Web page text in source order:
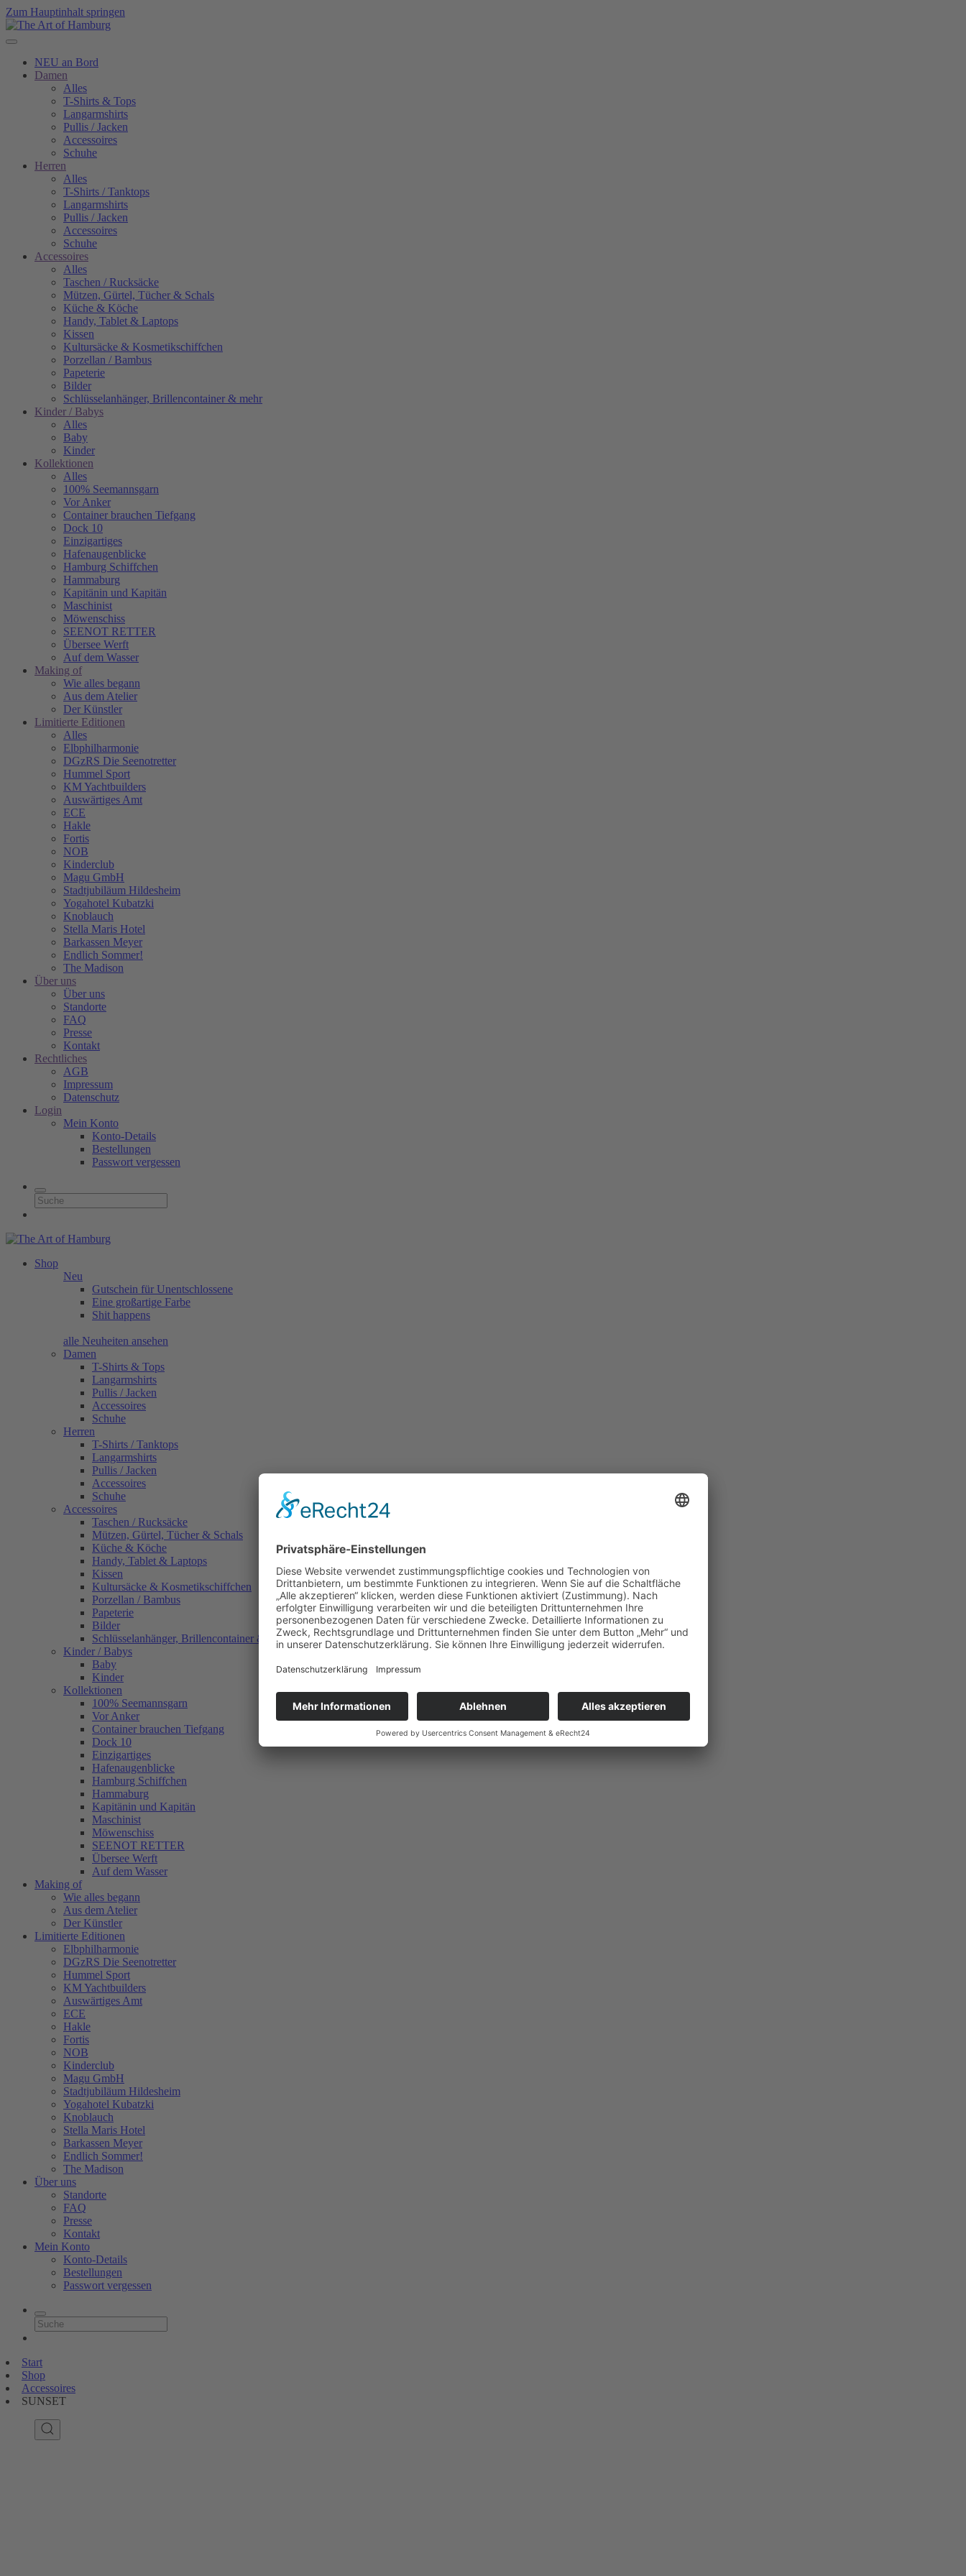
Zum Hauptinhalt springen
NEU an Bord
Damen
Alles
T-Shirts & Tops
Langarmshirts
Pullis / Jacken
Accessoires
Schuhe
Herren
Alles
T-Shirts / Tanktops
Langarmshirts
Pullis / Jacken
Accessoires
Schuhe
Accessoires
Alles
Taschen / Rucksäcke
Mützen, Gürtel, Tücher & Schals
Küche & Köche
Handy, Tablet & Laptops
Kissen
Kultursäcke & Kosmetikschiffchen
Porzellan / Bambus
Papeterie
Bilder
Schlüsselanhänger, Brillencontainer & mehr
Kinder / Babys
Alles
Baby
Kinder
Kollektionen
Alles
100% Seemannsgarn
Vor Anker
Container brauchen Tiefgang
Dock 10
Einzigartiges
Hafenaugen­blicke
Hamburg Schiffchen
Hammaburg
Kapitänin und Kapitän
Maschinist
Möwenschiss
SEENOT RETTER
Übersee Werft
Auf dem Wasser
Making of
Wie alles begann
Aus dem Atelier
Der Künstler
Limitierte Editionen
Alles
Elbphilharmonie
DGzRS Die Seenotretter
Hummel Sport
KM Yachtbuilders
Auswärtiges Amt
ECE
Hakle
Fortis
NOB
Kinderclub
Magu GmbH
Stadtjubiläum Hildesheim
Yogahotel Kubatzki
Knoblauch
Stella Maris Hotel
Barkassen Meyer
Endlich Sommer!
The Madison
Über uns
Über uns
Standorte
FAQ
Presse
Kontakt
Rechtliches
AGB
Impressum
Datenschutz
Login
Mein Konto
Konto-Details
Bestellungen
Passwort vergessen
Shop
Neu
Gutschein für Unentschlossene
Eine großartige Farbe
Shit happens
alle Neuheiten ansehen
Damen
T-Shirts & Tops
Langarmshirts
Pullis / Jacken
Accessoires
Schuhe
Herren
T-Shirts / Tanktops
Langarmshirts
Pullis / Jacken
Accessoires
Schuhe
Accessoires
Taschen / Rucksäcke
Mützen, Gürtel, Tücher & Schals
Küche & Köche
Handy, Tablet & Laptops
Kissen
Kultursäcke & Kosmetikschiffchen
Porzellan / Bambus
Papeterie
Bilder
Schlüsselanhänger, Brillencontainer & mehr
Kinder / Babys
Baby
Kinder
Kollektionen
100% Seemannsgarn
Vor Anker
Container brauchen Tiefgang
Dock 10
Einzigartiges
Hafenaugen­blicke
Hamburg Schiffchen
Hammaburg
Kapitänin und Kapitän
Maschinist
Möwenschiss
SEENOT RETTER
Übersee Werft
Auf dem Wasser
Making of
Wie alles begann
Aus dem Atelier
Der Künstler
Limitierte Editionen
Elbphilharmonie
DGzRS Die Seenotretter
Hummel Sport
KM Yachtbuilders
Auswärtiges Amt
ECE
Hakle
Fortis
NOB
Kinderclub
Magu GmbH
Stadtjubiläum Hildesheim
Yogahotel Kubatzki
Knoblauch
Stella Maris Hotel
Barkassen Meyer
Endlich Sommer!
The Madison
Über uns
Standorte
FAQ
Presse
Kontakt
Mein Konto
Konto-Details
Bestellungen
Passwort vergessen
Start
Shop
Accessoires
SUNSET